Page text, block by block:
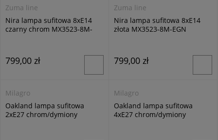
Zuma line
Nira lampa sufitowa 8xE14
czarny chrom MX3523-8M-
799,00 zł
Zuma line
Nira lampa sufitowa 8xE14
złota MX3523-8M-EGN
799,00 zł
Milagro
Oakland lampa sufitowa
2xE27 chrom/dymiony
Milagro
Oakland lampa sufitowa
4xE27 chrom/dymiony